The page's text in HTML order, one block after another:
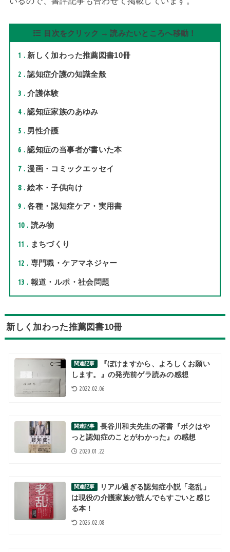
目次をクリック → 読みたいところへ移動！
1 新しく加わった推薦図書10冊
2 認知症介護の知識全般
3 介護体験
4 認知症家族のあゆみ
5 男性介護
6 認知症の当事者が書いた本
7 漫画・コミックエッセイ
8 絵本・子供向け
9 各種・認知症ケア・実用書
10 読み物
11 まちづくり
12 専門職・ケアマネジャー
13 報道・ルポ・社会問題
新しく加わった推薦図書10冊
関連記事
『ぼけますから、よろしくお願い
します。』の発売前ゲラ読みの感想
2022.02.06
関連記事
長谷川和夫先生の著書『ボクはや
っと認知症のことがわかった』の感想
2020.01.22
関連記事
リアル過ぎる認知症小説「老乱」
は現役の介護家族が読んでもすごいと感じ
る本！
2026.02.08